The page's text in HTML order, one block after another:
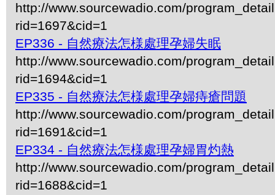
http://www.sourcewadio.com/
rid=1697&cid=1
EP336 - 自然療法怎様處理孕婦失眠
http://www.sourcewadio.com/
rid=1694&cid=1
EP335 - 自然療法怎様處理孕婦痔瘡問題
http://www.sourcewadio.com/
rid=1691&cid=1
EP334 - 自然療法怎様處理孕婦胃灼熱
http://www.sourcewadio.com/
rid=1688&cid=1